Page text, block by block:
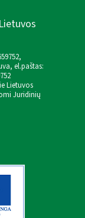
el.paštas:
Lietuvos
Juridinių